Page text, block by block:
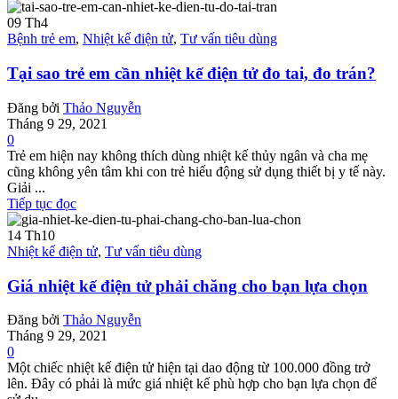
09 Th4
Bệnh trẻ em, Nhiệt kế điện tử, Tư vấn tiêu dùng
Tại sao trẻ em cần nhiệt kế điện tử đo tai, đo trán?
Đăng bởi Thảo Nguyễn
Tháng 9 29, 2021
0
Trẻ em hiện nay không thích dùng nhiệt kế thủy ngân và cha mẹ
cũng không yên tâm khi con trẻ hiếu động sử dụng thiết bị y tế này.
Giải ...
Tiếp tục đọc
14 Th10
Nhiệt kế điện tử, Tư vấn tiêu dùng
Giá nhiệt kế điện tử phải chăng cho bạn lựa chọn
Đăng bởi Thảo Nguyễn
Tháng 9 29, 2021
0
Một chiếc nhiệt kế điện tử hiện tại dao động từ 100.000 đồng trở
lên. Đây có phải là mức giá nhiệt kế phù hợp cho bạn lựa chọn để